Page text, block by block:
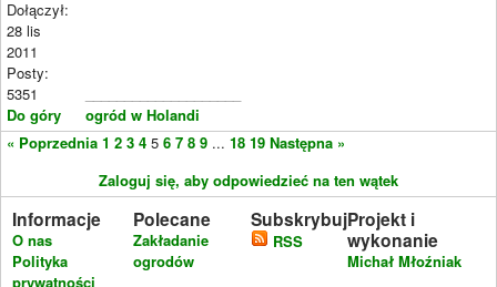
Dołączył:
28 lis
2011
Posty:
5351
Do góry
ogród w Holandi
« Poprzednia 1 2 3 4 5 6 7 8 9 ... 18 19 Następna »
Zaloguj się, aby odpowiedzieć na ten wątek
Informacje
O nas
Polityka
prywatności
Polecane
Zakładanie
ogrodów
Subskrybuj
RSS
Projekt i
wykonanie
Michał Młoźniak